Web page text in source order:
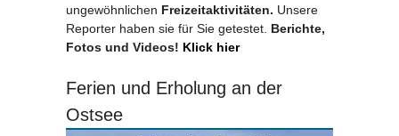
ungewöhnlichen Freizeitaktivitäten. Unsere
Reporter haben sie für Sie getestet. Berichte,
Fotos und Videos! Klick hier
Ferien und Erholung an der
Ostsee